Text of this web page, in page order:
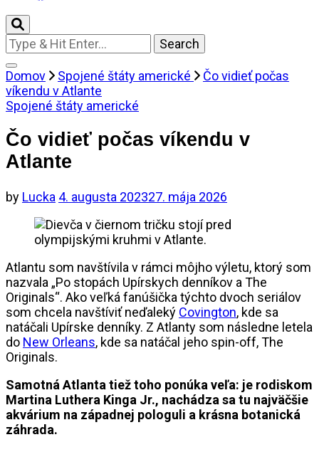
Looking
for
Something?
Domov Spojené štáty americké
Čo vidieť počas
víkendu v Atlante
Spojené štáty americké
Čo vidieť počas víkendu v
Atlante
by Lucka 4. augusta 202327. mája 2026
Atlantu som navštívila v rámci môjho výletu, ktorý som
nazvala „Po stopách Upírskych denníkov a The
Originals“. Ako veľká fanúšička týchto dvoch seriálov
som chcela navštíviť neďaleký Covington, kde sa
natáčali Upírske denníky. Z Atlanty som následne letela
do New Orleans, kde sa natáčal jeho spin-off, The
Originals.
Samotná Atlanta tiež toho ponúka veľa: je rodiskom
Martina Luthera Kinga Jr., nachádza sa tu najväčšie
akvárium na západnej pologuli a krásna botanická
záhrada.